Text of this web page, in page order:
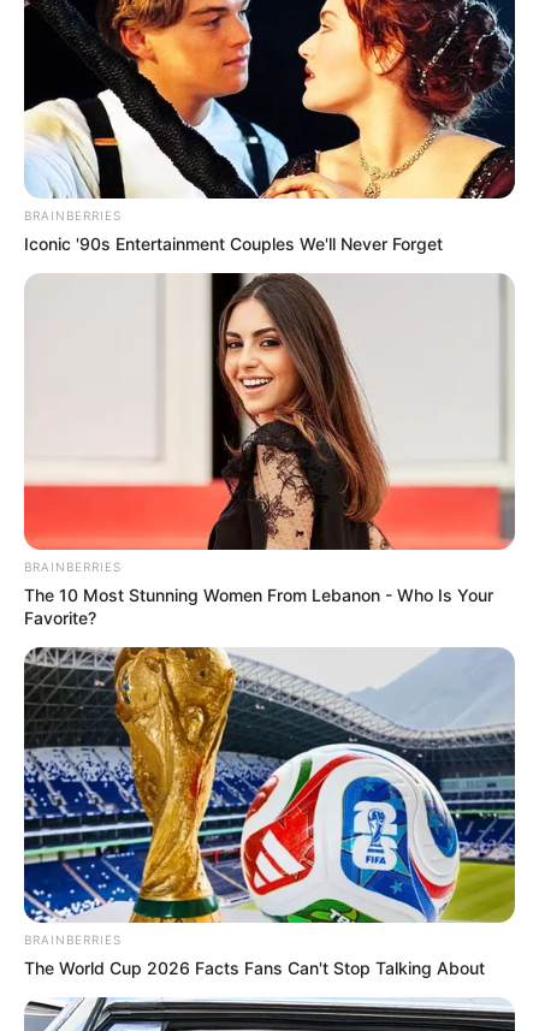
BRAINBERRIES
Iconic '90s Entertainment Couples We'll Never Forget
BRAINBERRIES
The 10 Most Stunning Women From Lebanon - Who Is Your
Favorite?
BRAINBERRIES
The World Cup 2026 Facts Fans Can't Stop Talking About